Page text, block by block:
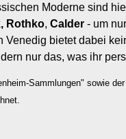
Moderne sind
Rothko, Calder - um
Venedig bietet dabei
nur das, was ihr
Sammlungen" sowie der